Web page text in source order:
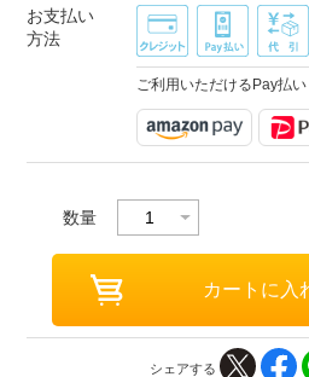
お支払い
方法
ご利用いただけるPay払い
数量
シェアする